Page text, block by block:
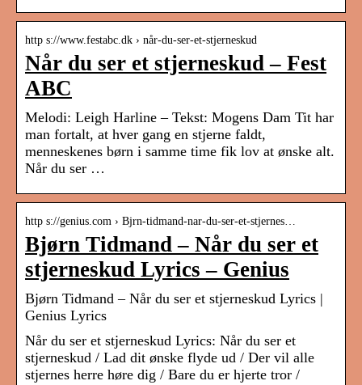
http s://www.festabc.dk › når-du-ser-et-stjerneskud
Når du ser et stjerneskud – Fest
ABC
Melodi: Leigh Harline – Tekst: Mogens Dam Tit har
man fortalt, at hver gang en stjerne faldt,
menneskenes børn i samme time fik lov at ønske alt.
Når du ser …
http s://genius.com › Bjrn-tidmand-nar-du-ser-et-stjernes…
Bjørn Tidmand – Når du ser et
stjerneskud Lyrics – Genius
Bjørn Tidmand – Når du ser et stjerneskud Lyrics |
Genius Lyrics
Når du ser et stjerneskud Lyrics: Når du ser et
stjerneskud / Lad dit ønske flyde ud / Der vil alle
stjernes herre høre dig / Bare du er hjerte tror /